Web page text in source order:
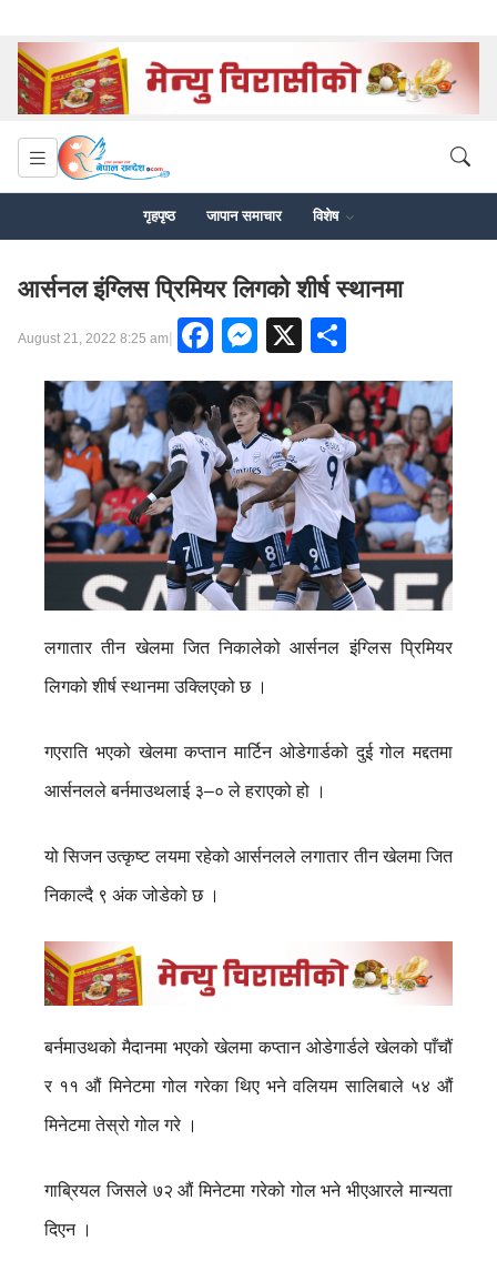
गृहपृष्ठ जापान समाचार विशेष
आर्सनल इंग्लिस प्रिमियर लिगको शीर्ष स्थानमा
August 21, 2022 8:25 am| Facebook
Messenger
X
लगातार तीन खेलमा जित निकालेको आर्सनल इंग्लिस प्रिमियर
लिगको शीर्ष स्थानमा उक्लिएको छ ।
गएराति भएको खेलमा कप्तान मार्टिन ओडेगार्डको दुई गोल मद्दतमा
आर्सनलले बर्नमाउथलाई ३–० ले हराएको हो ।
यो सिजन उत्कृष्ट लयमा रहेको आर्सनलले लगातार तीन खेलमा जित
निकाल्दै ९ अंक जोडेको छ ।
बर्नमाउथको मैदानमा भएको खेलमा कप्तान ओडेगार्डले खेलको पाँचौं
र ११ औं मिनेटमा गोल गरेका थिए भने वलियम सालिबाले ५४ औं
मिनेटमा तेस्रो गोल गरे ।
गाब्रियल जिसले ७२ औं मिनेटमा गरेको गोल भने भीएआरले मान्यता
दिएन ।